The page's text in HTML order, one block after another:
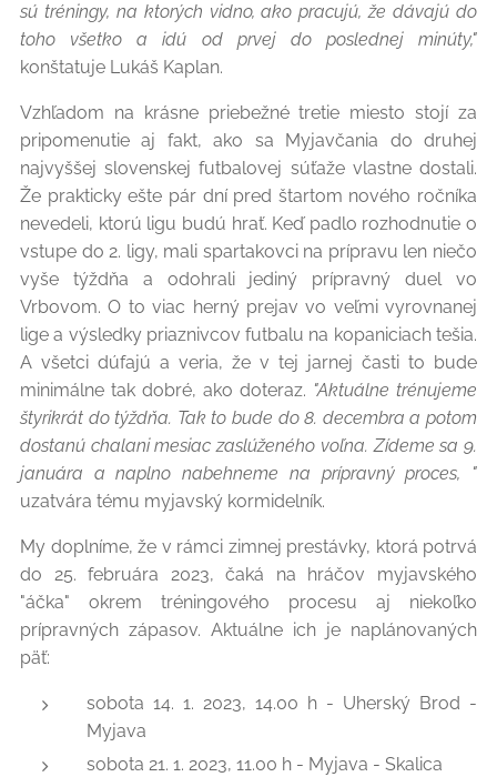
sú tréningy, na ktorých vidno, ako pracujú, že dávajú do
toho všetko a idú od prvej do poslednej minúty,"
konštatuje Lukáš Kaplan.
Vzhľadom na krásne priebežné tretie miesto stojí za
pripomenutie aj fakt, ako sa Myjavčania do druhej
najvyššej slovenskej futbalovej súťaže vlastne dostali.
Že prakticky ešte pár dní pred štartom nového ročníka
nevedeli, ktorú ligu budú hrať. Keď padlo rozhodnutie o
vstupe do 2. ligy, mali spartakovci na prípravu len niečo
vyše týždňa a odohrali jediný prípravný duel vo
Vrbovom. O to viac herný prejav vo veľmi vyrovnanej
lige a výsledky priaznivcov futbalu na kopaniciach tešia.
A všetci dúfajú a veria, že v tej jarnej časti to bude
minimálne tak dobré, ako doteraz. "Aktuálne trénujeme
štyrikrát do týždňa. Tak to bude do 8. decembra a potom
dostanú chalani mesiac zaslúženého voľna. Zídeme sa 9.
januára a naplno nabehneme na prípravný proces, "
uzatvára tému myjavský kormidelník.
My doplníme, že v rámci zimnej prestávky, ktorá potrvá
do 25. februára 2023, čaká na hráčov myjavského
"áčka" okrem tréningového procesu aj niekoľko
prípravných zápasov. Aktuálne ich je naplánovaných
päť:
sobota 14. 1. 2023, 14.00 h - Uherský Brod -
Myjava
sobota 21. 1. 2023, 11.00 h - Myjava - Skalica